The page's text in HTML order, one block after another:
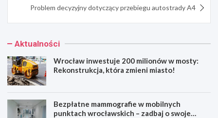
Problem decyzyjny dotyczący przebiegu autostrady A4
Aktualności
Wrocław inwestuje 200 milionów w mosty:
Rekonstrukcja, która zmieni miasto!
Bezpłatne mammografie w mobilnych
punktach wrocławskich – zadbaj o swoje